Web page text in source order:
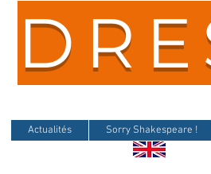
Actualités Sorry Shakespeare !